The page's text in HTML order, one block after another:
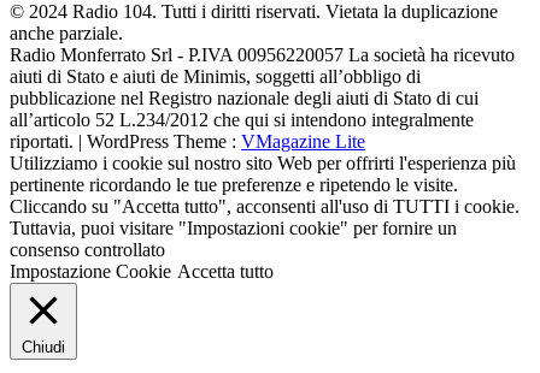
© 2024 Radio 104. Tutti i diritti riservati. Vietata la duplicazione
anche parziale.
Radio Monferrato Srl - P.IVA 00956220057 La società ha ricevuto
aiuti di Stato e aiuti de Minimis, soggetti all’obbligo di
pubblicazione nel Registro nazionale degli aiuti di Stato di cui
all’articolo 52 L.234/2012 che qui si intendono integralmente
riportati. | WordPress Theme : VMagazine Lite
Utilizziamo i cookie sul nostro sito Web per offrirti l'esperienza più
pertinente ricordando le tue preferenze e ripetendo le visite.
Cliccando su "Accetta tutto", acconsenti all'uso di TUTTI i cookie.
Tuttavia, puoi visitare "Impostazioni cookie" per fornire un
consenso controllato
Impostazione Cookie Accetta tutto
Chiudi